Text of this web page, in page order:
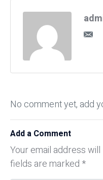
No comment yet, add
Add a Comment
Your email address
fields are marked *